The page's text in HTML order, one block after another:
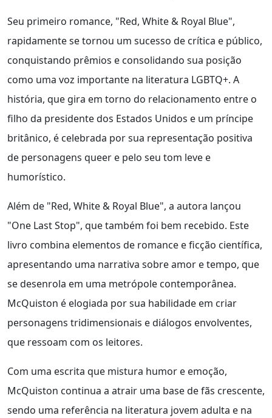
Seu primeiro romance, "Red, White & Royal Blue",
rapidamente se tornou um sucesso de crítica e público,
conquistando prêmios e consolidando sua posição
como uma voz importante na literatura LGBTQ+. A
história, que gira em torno do relacionamento entre o
filho da presidente dos Estados Unidos e um príncipe
britânico, é celebrada por sua representação positiva
de personagens queer e pelo seu tom leve e
humorístico.
Além de "Red, White & Royal Blue", a autora lançou
"One Last Stop", que também foi bem recebido. Este
livro combina elementos de romance e ficção científica,
apresentando uma narrativa sobre amor e tempo, que
se desenrola em uma metrópole contemporânea.
McQuiston é elogiada por sua habilidade em criar
personagens tridimensionais e diálogos envolventes,
que ressoam com os leitores.
Com uma escrita que mistura humor e emoção,
McQuiston continua a atrair uma base de fãs crescente,
sendo uma referência na literatura jovem adulta e na